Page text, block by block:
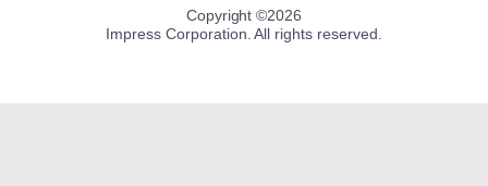
Copyright ©2026
Impress Corporation. All rights reserved.